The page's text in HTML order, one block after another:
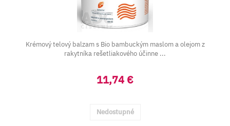
Krémový telový balzam s Bio bambuckým maslom a olejom z
rakytníka rešetliakového účinne ...
11,74 €
Nedostupné